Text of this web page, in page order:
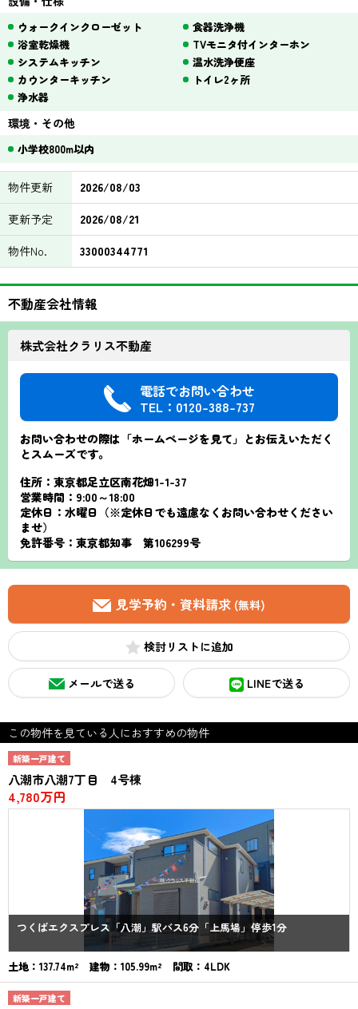
ウォークインクローゼット
食器洗浄機
浴室乾燥機
TVモニタ付インターホン
システムキッチン
温水洗浄便座
カウンターキッチン
トイレ2ヶ所
浄水器
環境・その他
小学校800m以内
物件更新
2026/08/03
更新予定
2026/08/21
物件No.
33000344771
不動産会社情報
株式会社クラリス不動産
電話でお問い合わせ
TEL：0120-388-737
お問い合わせの際は「ホームページを見て」とお伝えいただく
とスムーズです。
住所：東京都足立区南花畑1-1-37
営業時間：9:00～18:00
定休日：水曜日（※定休日でも遠慮なくお問い合わせください
ませ）
免許番号：東京都知事 第106299号
見学予約・資料請求 (無料)
検討リスト
メールで送る LINEで送る
この物件を見ている人におすすめの物件
新築一戸建て
八潮市八潮7丁目 4号棟
4,780万円
つくばエクスプレス「八潮」駅バス6分「上馬場」停歩1分
土地：137.74m² 建物：105.99m² 間取：4LDK
新築一戸建て